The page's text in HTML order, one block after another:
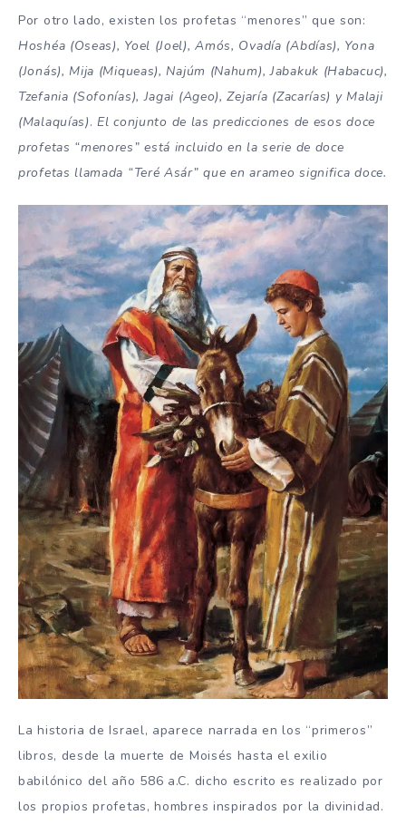
Por otro lado, existen los profetas “menores” que son:
Hoshéa (Oseas), Yoel (Joel), Amós, Ovadía (Abdías), Yona
(Jonás), Mija (Miqueas), Najúm (Nahum), Jabakuk (Habacuc),
Tzefania (Sofonías), Jagai (Ageo), Zejaría (Zacarías) y Malaji
(Malaquías).El conjunto de las predicciones de esos doce
profetas “menores” está incluido en la serie de doce
profetas llamada “Teré Asár” que en arameo significa doce.
La historia de Israel, aparece narrada en los “primeros”
libros, desde la muerte de Moisés hasta el exilio
babilónico del año 586 a.C. dicho escrito es realizado por
los propios profetas, hombres inspirados por la divinidad.